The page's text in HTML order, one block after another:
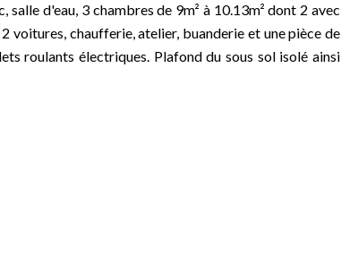
salle d'eau, 3 chambres de 9m² à 10.13m² dont 2 avec
voitures, chaufferie, atelier, buanderie et une pièce de
roulants électriques. Plafond du sous sol isolé ainsi